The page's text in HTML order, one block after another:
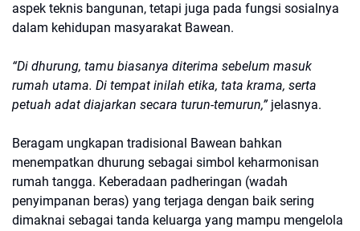
aspek teknis bangunan, tetapi juga pada fungsi sosialnya
dalam kehidupan masyarakat Bawean.
“Di dhurung, tamu biasanya diterima sebelum masuk
rumah utama. Di tempat inilah etika, tata krama, serta
petuah adat diajarkan secara turun-temurun,”jelasnya.
Beragam ungkapan tradisional Bawean bahkan
menempatkan dhurung sebagai simbol keharmonisan
rumah tangga. Keberadaan padheringan (wadah
penyimpanan beras) yang terjaga dengan baik sering
dimaknai sebagai tanda keluarga yang mampu mengelola